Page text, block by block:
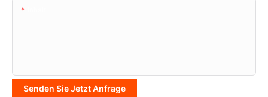
Senden Sie Jetzt Anfrage